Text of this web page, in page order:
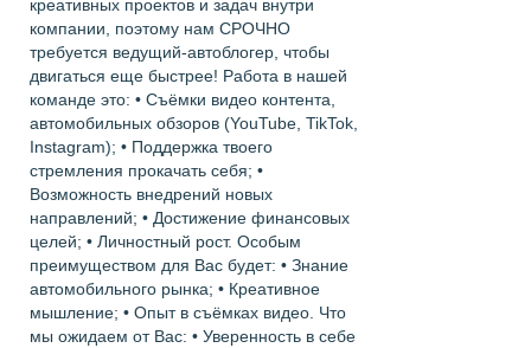
креативных проектов и задач внутри
компании, поэтому нам СРОЧНО
требуется ведущий-автоблогер, чтобы
двигаться еще быстрее! Работа в нашей
команде это: • Съёмки видео контента,
автомобильных обзоров (YouTube, TikTok,
Instagram); • Поддержка твоего
стремления прокачать себя; •
Возможность внедрений новых
направлений; • Достижение финансовых
целей; • Личностный рост. Особым
преимуществом для Вас будет: • Знание
автомобильного рынка; • Креативное
мышление; • Опыт в съёмках видео. Что
мы ожидаем от Вас: • Уверенность в себе